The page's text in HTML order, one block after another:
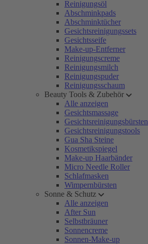
Reinigungsöl
Abschminkpads
Abschminktücher
Gesichtsreinigungssets
Gesichtsseife
Make-up-Entferner
Reinigungscreme
Reinigungsmilch
Reinigungspuder
Reinigungsschaum
Beauty Tools & Zubehör
Alle anzeigen
Gesichtsmassage
Gesichtsreinigungsbürsten
Gesichtsreinigungstools
Gua Sha Steine
Kosmetikspiegel
Make-up Haarbänder
Micro Needle Roller
Schlafmasken
Wimpernbürsten
Sonne & Schutz
Alle anzeigen
After Sun
Selbstbräuner
Sonnencreme
Sonnen-Make-up